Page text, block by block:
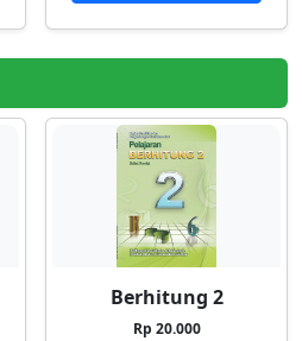
Berhitung 2
Rp 20.000